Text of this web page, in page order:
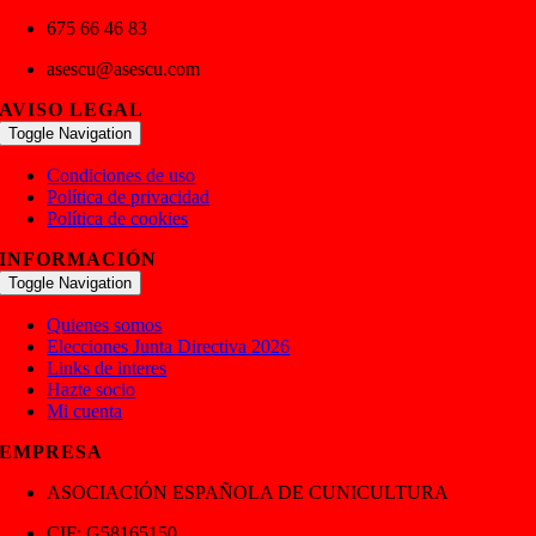
675 66 46 83
asescu@asescu.com
AVISO LEGAL
Toggle Navigation
Condiciones de uso
Política de privacidad
Política de cookies
INFORMACIÓN
Toggle Navigation
Quienes somos
Elecciones Junta Directiva 2026
Links de interes
Hazte socio
Mi cuenta
EMPRESA
ASOCIACIÓN ESPAÑOLA DE CUNICULTURA